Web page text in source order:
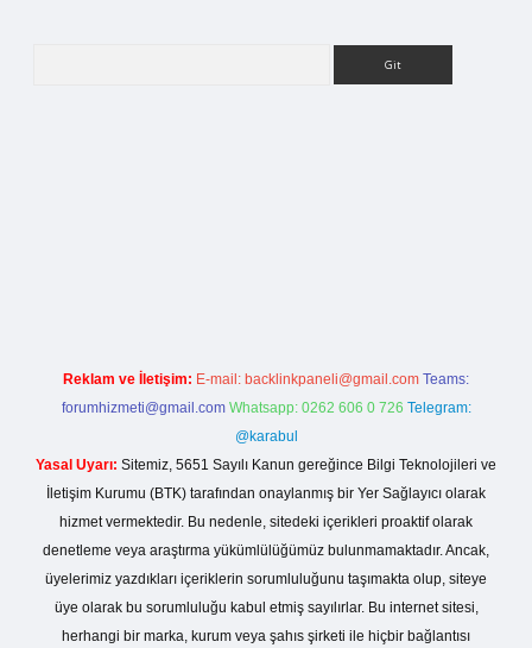
Reklam ve İletişim: E-mail: backlinkpaneli@gmail.com Teams:
forumhizmeti@gmail.com Whatsapp: 0262 606 0 726 Telegram:
@karabul
Yasal Uyarı: Sitemiz, 5651 Sayılı Kanun gereğince Bilgi Teknolojileri ve
İletişim Kurumu (BTK) tarafından onaylanmış bir Yer Sağlayıcı olarak
hizmet vermektedir. Bu nedenle, sitedeki içerikleri proaktif olarak
denetleme veya araştırma yükümlülüğümüz bulunmamaktadır. Ancak,
üyelerimiz yazdıkları içeriklerin sorumluluğunu taşımakta olup, siteye
üye olarak bu sorumluluğu kabul etmiş sayılırlar. Bu internet sitesi,
herhangi bir marka, kurum veya şahıs şirketi ile hiçbir bağlantısı